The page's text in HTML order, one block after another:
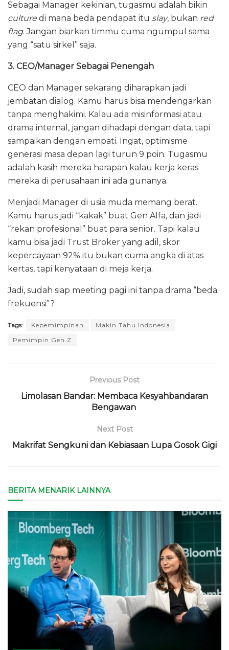
Sebagai Manager kekinian, tugasmu adalah bikin
culture di mana beda pendapat itu slay, bukan red
flag. Jangan biarkan timmu cuma ngumpul sama
yang “satu sirkel” saja.
3. CEO/Manager Sebagai Penengah
CEO dan Manager sekarang diharapkan jadi
jembatan dialog. Kamu harus bisa mendengarkan
tanpa menghakimi. Kalau ada misinformasi atau
drama internal, jangan dihadapi dengan data, tapi
sampaikan dengan empati. Ingat, optimisme
generasi masa depan lagi turun 9 poin. Tugasmu
adalah kasih mereka harapan kalau kerja keras
mereka di perusahaan ini ada gunanya.
Menjadi Manager di usia muda memang berat.
Kamu harus jadi “kakak” buat Gen Alfa, dan jadi
“rekan profesional” buat para senior. Tapi kalau
kamu bisa jadi Trust Broker yang adil, skor
kepercayaan 92% itu bukan cuma angka di atas
kertas, tapi kenyataan di meja kerja.
Jadi, sudah siap meeting pagi ini tanpa drama “beda
frekuensi”?
Tags: Kepemimpinan
Makin Tahu Indonesia
Pemimpin Gen Z
Previous Post
Limolasan Bandar: Membaca Kesyahbandaran
Bengawan
Next Post
Makrifat Sengkuni dan Kebiasaan Lupa Gosok Gigi
BERITA MENARIK LAINNYA